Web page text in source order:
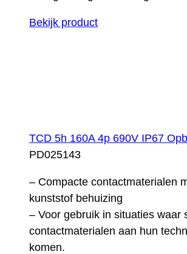
Bekijk product
TCD 5h 160A 4p 690V IP67
PD025143
– Compacte contactmaterialen
kunststof behuizing
– Voor gebruik in situaties waar
contactmaterialen aan hun
komen.